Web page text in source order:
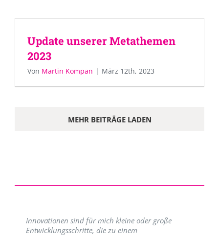
Update unserer Metathemen
2023
Von Martin Kompan | März 12th, 2023
MEHR BEITRÄGE LADEN
Innovationen sind für mich kleine oder große
Entwicklungsschritte, die zu einem